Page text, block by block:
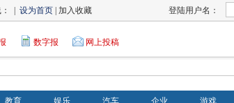
： | 设为首页 | 加入收藏 登陆用户名：
数字报 网上投稿
教育 娱乐 汽车 企业 游戏